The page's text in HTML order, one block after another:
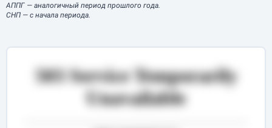
АППГ — аналогичный период прошлого года.
СНП — с начала периода.